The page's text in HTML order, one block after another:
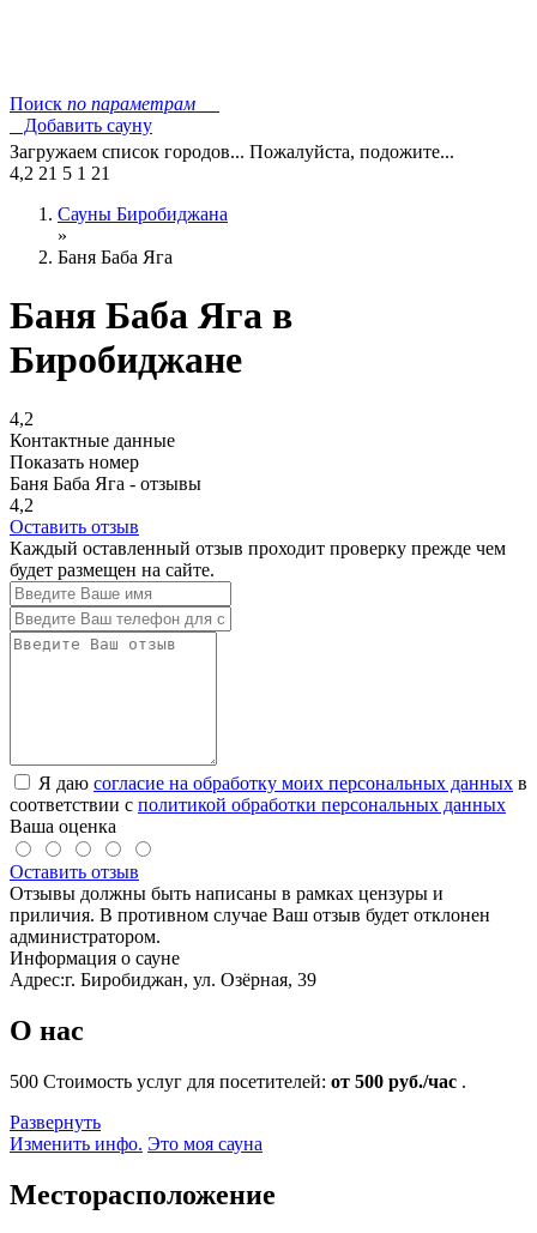
Поиск по параметрам
Добавить сауну
Загружаем список городов... Пожалуйста, подожите...
4,2 21 5 1 21
Сауны Биробиджана
»
Баня Баба Яга
Баня Баба Яга в
Биробиджане
4,2
Контактные данные
Показать номер
Баня Баба Яга - отзывы
4,2
Оставить отзыв
Каждый оставленный отзыв проходит проверку прежде чем
будет размещен на сайте.
Я даю согласие на обработку моих персональных данных в
соответствии с политикой обработки персональных данных
Ваша оценка
Оставить отзыв
Отзывы должны быть написаны в рамках цензуры и
приличия. В противном случае Ваш отзыв будет отклонен
администратором.
Информация о сауне
Адрес:г. Биробиджан, ул. Озёрная, 39
О нас
500 Стоимость услуг для посетителей: от 500 руб./час .
Развернуть
Изменить инфо. Это моя сауна
Месторасположение